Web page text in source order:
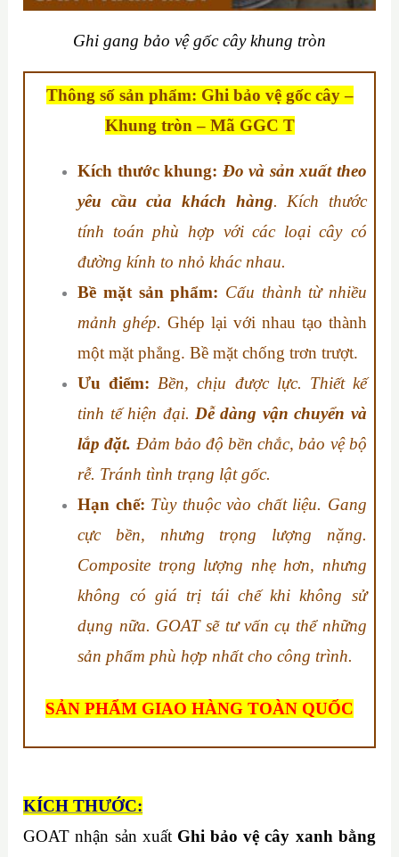
Ghi gang bảo vệ gốc cây khung tròn
Thông số sản phẩm: Ghi bảo vệ gốc cây –
Khung tròn – Mã GGC T
Kích thước khung: Đo và sản xuất theo
yêu cầu của khách hàng. Kích thước
tính toán phù hợp với các loại cây có
đường kính to nhỏ khác nhau.
Bề mặt sản phẩm: Cấu thành từ nhiều
mảnh ghép.Ghép lại với nhau tạo thành
một mặt phẳng. Bề mặt chống trơn trượt.
Ưu điểm: Bền, chịu được lực. Thiết kế
tinh tế hiện đại. Dễ dàng vận chuyển và
lắp đặt. Đảm bảo độ bền chắc, bảo vệ bộ
rễ. Tránh tình trạng lật gốc.
Hạn chế: Tùy thuộc vào chất liệu. Gang
cực bền, nhưng trọng lượng nặng.
Composite trọng lượng nhẹ hơn, nhưng
không có giá trị tái chế khi không sử
dụng nữa. GOAT sẽ tư vấn cụ thể những
sản phẩm phù hợp nhất cho công trình.
SẢN PHẨM GIAO HÀNG TOÀN QUỐC
KÍCH THƯỚC:
GOAT nhận sản xuất Ghi bảo vệ cây xanh bằng